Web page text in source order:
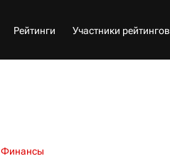
Рейтинги Участники рейтингов
Финансы